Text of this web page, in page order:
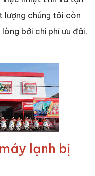
lượng chúng tôi còn
bởi chi phí ưu đãi,
lạnh bị